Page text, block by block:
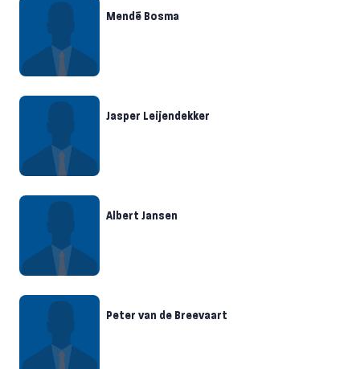
Mendé Bosma
Jasper Leijendekker
Albert Jansen
Peter van de Breevaart